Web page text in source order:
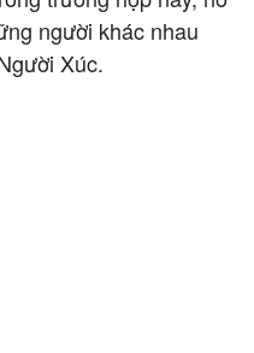
người khác nhau
Xúc.